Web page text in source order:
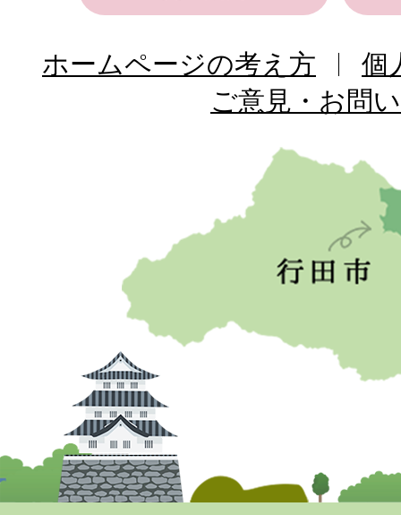
ホームページの考え方
個
ご意見・お問